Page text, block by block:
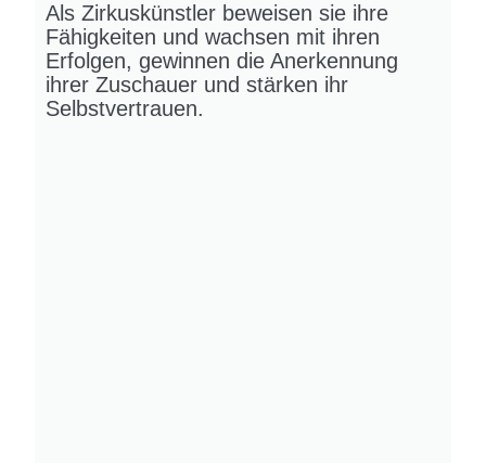
Als Zirkuskünstler beweisen sie ihre
Fähigkeiten und wachsen mit ihren
Erfolgen, gewinnen die Anerkennung
ihrer Zuschauer und stärken ihr
Selbstvertrauen.